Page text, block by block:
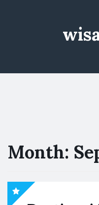
Month: